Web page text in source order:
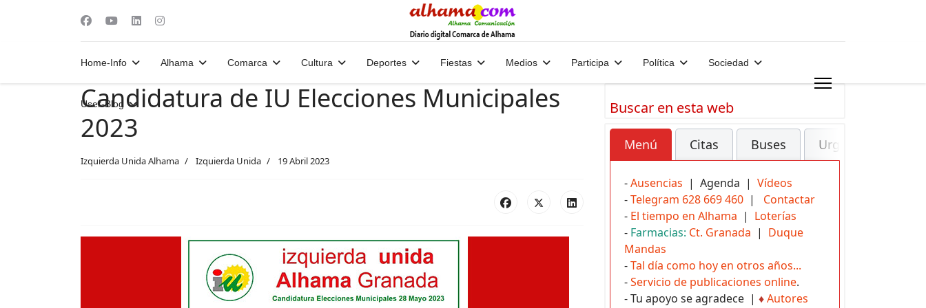
Home-Info Alhama Comarca Cultura Deportes Fiestas Medios Participa Política Sociedad
User-Blog
Candidatura de IU Elecciones Municipales
2023
Izquierda Unida Alhama Izquierda Unida 19 Abril 2023
Buscar en esta web
Menú Citas Buses Urgencias
-Ausencias | Agenda | Vídeos
-Telegram 628 669 460 | Contactar
- El tiempo en Alhama | Loterías
- Farmacias: Ct. Granada | Duque
Mandas
-Tal día como hoy en otros años...
-Servicio de publicaciones online.
- Tu apoyo se agradece | ♦Autores